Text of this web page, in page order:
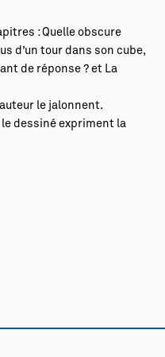
: Quelle obscure
d’un tour dans son cube,
de réponse ? et La
le jalonnent.
dessiné expriment la